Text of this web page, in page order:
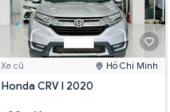
Xe cũ Hồ Chí Minh
Honda CRV l 2020